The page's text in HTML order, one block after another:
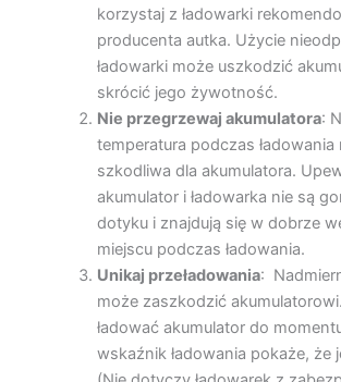
korzystaj z ładowarki
producenta autka. Użycie
ładowarki może uszkodzić
skrócić jego żywotność.
Nie przegrzewaj akumulatora:
temperatura podczas ładowania
szkodliwa dla akumulatora.
akumulator i ładowarka nie są
dotyku i znajdują się w dobrze
miejscu podczas ładowania.
Unikaj przeładowania:
może zaszkodzić
ładować akumulator do
wskaźnik ładowania pokaże, że